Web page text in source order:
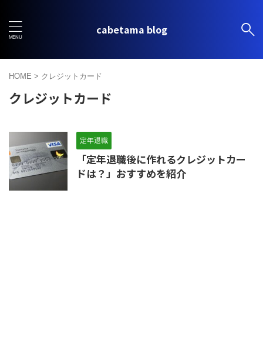
cabetama blog
HOME > クレジットカード
クレジットカード
定年退職
「定年退職後に作れるクレジットカー
ドは？」おすすめを紹介